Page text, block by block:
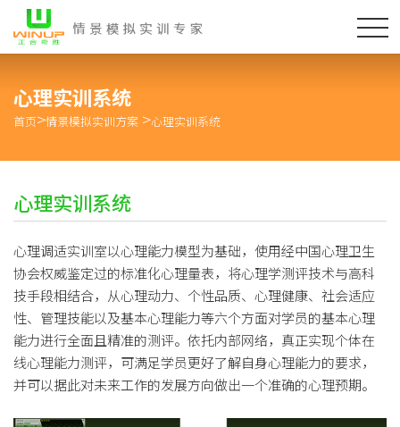
心理实训系统
首页>情景模拟实训方案 >心理实训系统
心理实训系统
心理调适实训室以心理能力模型为基础，使用经中国心理卫生
协会权威鉴定过的标准化心理量表，将心理学测评技术与高科
技手段相结合，从心理动力、个性品质、心理健康、社会适应
性、管理技能以及基本心理能力等六个方面对学员的基本心理
能力进行全面且精准的测评。依托内部网络，真正实现个体在
线心理能力测评，可满足学员更好了解自身心理能力的要求，
并可以据此对未来工作的发展方向做出一个准确的心理预期。